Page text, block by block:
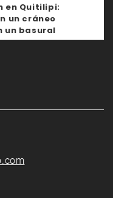
en Quitilipi:
un cráneo
un basural